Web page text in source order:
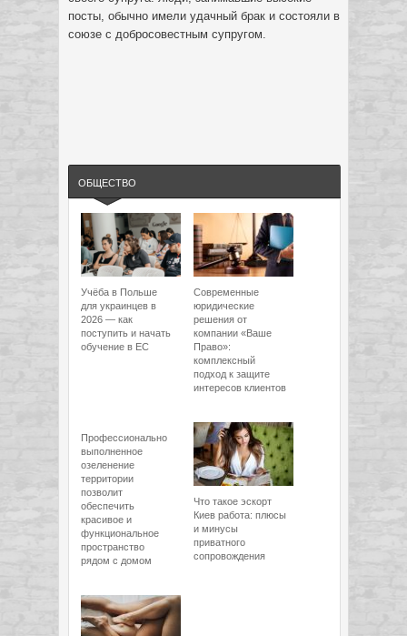
посты, обычно имели удачный брак и состояли в
союзе с добросовестным супругом.
ОБЩЕСТВО
Учёба в Польше
для украинцев в
2026 — как
поступить и начать
обучение в ЕС
Современные
юридические
решения от
компании «Ваше
Право»:
комплексный
подход к защите
интересов клиентов
Профессионально
выполненное
озеленение
территории
позволит
обеспечить
красивое и
функциональное
пространство
рядом с домом
Что такое эскорт
Киев работа: плюсы
и минусы
приватного
сопровождения